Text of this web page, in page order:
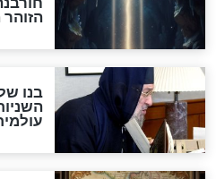
לכל המאמרים